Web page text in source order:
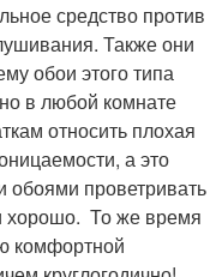
средство против
Также они
обои этого типа
в любой комнате
относить плохая
а это
обоями проветривать
хорошо. То же время
комфортной